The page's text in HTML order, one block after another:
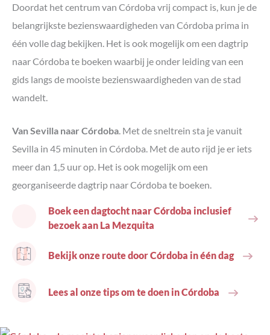
Doordat het centrum van Córdoba vrij compact is, kun je de
belangrijkste bezienswaardigheden van Córdoba prima in
één volle dag bekijken. Het is ook mogelijk om een dagtrip
naar Córdoba te boeken waarbij je onder leiding van een
gids langs de mooiste bezienswaardigheden van de stad
wandelt.
Van Sevilla naar Córdoba. Met de sneltrein sta je vanuit
Sevilla in 45 minuten in Córdoba. Met de auto rijd je er iets
meer dan 1,5 uur op. Het is ook mogelijk om een
georganiseerde dagtrip naar Córdoba te boeken.
Boek een dagtocht naar Córdoba inclusief
bezoek aan La Mezquita
Bekijk onze route door Córdoba in één dag
Lees al onze tips om te doen in Córdoba